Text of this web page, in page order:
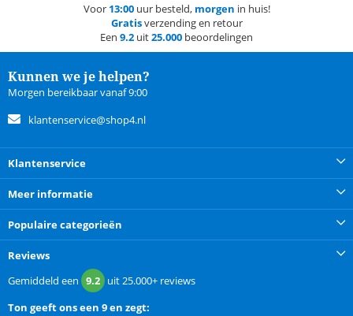
Voor 13:00uur besteld, morgen in huis!
Gratisverzending en retour
Een 9.2 uit25.000 beoordelingen
Kunnen we je helpen?
Morgen bereikbaar vanaf 9:00
klantenservice@shop4.nl
Klantenservice
Meer informatie
Populaire categorieën
Reviews
Gemiddeld een 9.2 uit25.000+ reviews
Ton geeft ons een 9 en zegt: